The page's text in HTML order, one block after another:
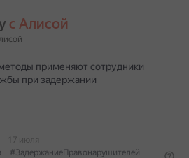
с Алисой
применяют сотрудники
при задержании
17 июля
#ЗадержаниеПравонарушителей